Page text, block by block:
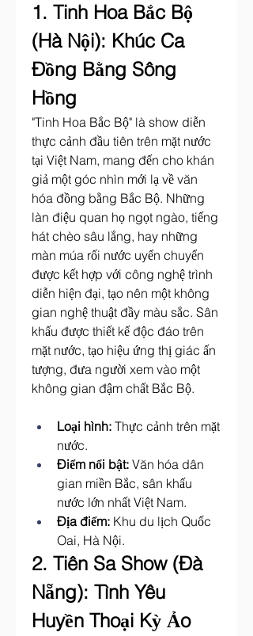
1. Tinh Hoa Bắc Bộ
(Hà Nội): Khúc Ca
Đồng Bằng Sông
Hồng
"Tinh Hoa Bắc Bộ" là show diễn
thực cảnh đầu tiên trên mặt nước
tại Việt Nam, mang đến cho khán
giả một góc nhìn mới lạ về văn
hóa đồng bằng Bắc Bộ. Những
làn điệu quan họ ngọt ngào, tiếng
hát chèo sâu lắng, hay những
màn múa rối nước uyển chuyển
được kết hợp với công nghệ trình
diễn hiện đại, tạo nên một không
gian nghệ thuật đầy màu sắc. Sân
khấu được thiết kế độc đáo trên
mặt nước, tạo hiệu ứng thị giác ấn
tượng, đưa người xem vào một
không gian đậm chất Bắc Bộ.
Loại hình: Thực cảnh trên mặt
nước.
Điểm nổi bật: Văn hóa dân
gian miền Bắc, sân khấu
nước lớn nhất Việt Nam.
Địa điểm: Khu du lịch Quốc
Oai, Hà Nội.
2. Tiên Sa Show (Đà
Nẵng): Tình Yêu
Huyền Thoại Kỳ Ảo